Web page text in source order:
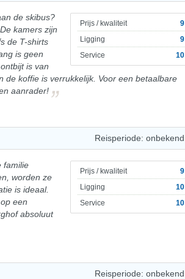
Prijs / kwaliteit
9
Ligging
9
Service
10
de skibus?
kamers zijn
de T-shirts
is geen
is van
koffie is verrukkelijk. Voor een betaalbare
aanrader!
Reisperiode: onbekend
Prijs / kwaliteit
9
Ligging
10
Service
10
familie
worden ze
is ideaal.
een
absoluut
Reisperiode: onbekend